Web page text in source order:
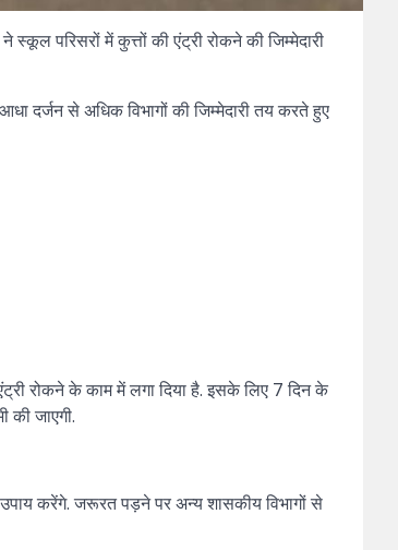
परिसरों में कुत्तों की एंट्री रोकने की जिम्मेदारी
दर्जन से अधिक विभागों की जिम्मेदारी तय करते हुए
रोकने के काम में लगा दिया है. इसके लिए 7 दिन के
जाएगी.
करेंगे. जरूरत पड़ने पर अन्य शासकीय विभागों से